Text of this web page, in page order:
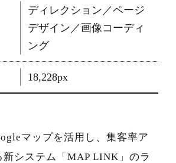
ディレクション／ページ
デザイン／画像コーディ
ング
18,228px
マップを活用し、集客率ア
新システム「MAP LINK」のラ